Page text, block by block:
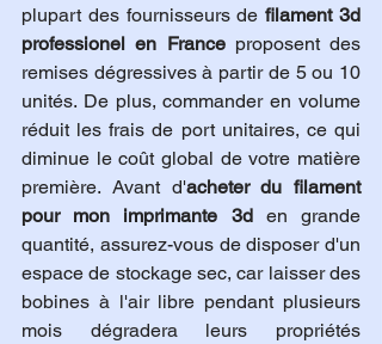
plupart des fournisseurs de filament 3d
professionel en France proposent des
remises dégressives à partir de 5 ou 10
unités. De plus, commander en volume
réduit les frais de port unitaires, ce qui
diminue le coût global de votre matière
première. Avant d'acheter du filament
pour mon imprimante 3d en grande
quantité, assurez-vous de disposer d'un
espace de stockage sec, car laisser des
bobines à l'air libre pendant plusieurs
mois dégradera leurs propriétés